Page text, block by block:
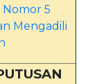
5
Mengadili